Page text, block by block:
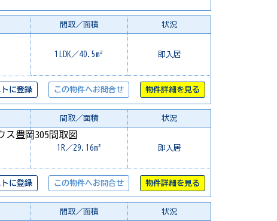
間取／面積 状況
1LDK／40.5m² 即入居
に登録 この物件へお問合せ 物件詳細を見る
間取／面積 状況
1R／29.16m² 即入居
に登録 この物件へお問合せ 物件詳細を見る
間取／面積 状況